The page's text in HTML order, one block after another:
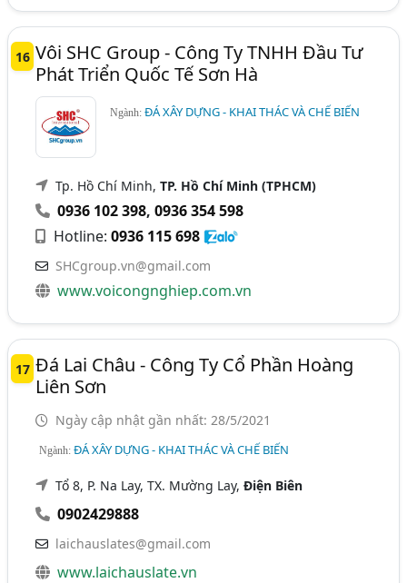
16 Vôi SHC Group - Công Ty TNHH Đầu Tư
Phát Triển Quốc Tế Sơn Hà
Ngành:ĐÁ XÂY DỰNG - KHAI THÁC VÀ CHẾ BIẾN
Tp. Hồ Chí Minh,TP. Hồ Chí Minh (TPHCM)
0936 102 398,0936 354 598
Hotline:0936 115 698
SHCgroup.vn@gmail.com
www.voicongnghiep.com.vn
17 Đá Lai Châu - Công Ty Cổ Phần Hoàng
Liên Sơn
Ngày cập nhật gần nhất: 28/5/2021
Ngành:ĐÁ XÂY DỰNG - KHAI THÁC VÀ CHẾ BIẾN
Tổ 8, P. Na Lay, TX. Mường Lay,Điện Biên
0902429888
laichauslates@gmail.com
www.laichauslate.vn